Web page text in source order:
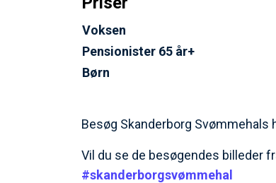
Voksen
Pensionister 65 år+
Børn
Besøg Skanderborg
Vil du se de besøgendes billeder
#skanderborgsvømmehal